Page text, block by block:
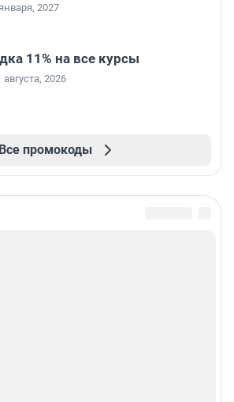
2027
11% на все курсы
2026
Все промокоды